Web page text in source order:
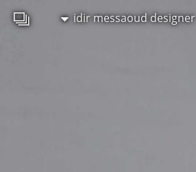
idir messaoud designer